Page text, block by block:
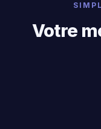
Votre